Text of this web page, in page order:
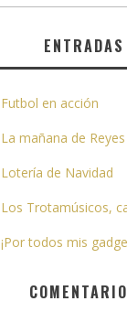
Futbol en acción
La mañana de
Lotería de Navidad
Los Trotamúsicos,
¡Por todos mis